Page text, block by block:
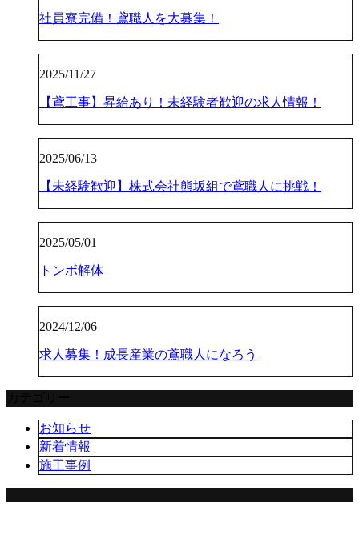
社員寮完備！鳶職人を大募集！
2025/11/27
【鳶工事】昇給あり！未経験者歓迎の求人情報！
2025/06/13
【未経験歓迎】株式会社熊坂組で鳶職人に挑戦！
2025/05/01
トンボ解体
2024/12/06
求人募集！成長産業の鳶職人になろう
お知らせ
新着情報
施工事例